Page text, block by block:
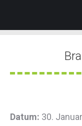
Datum: 30.